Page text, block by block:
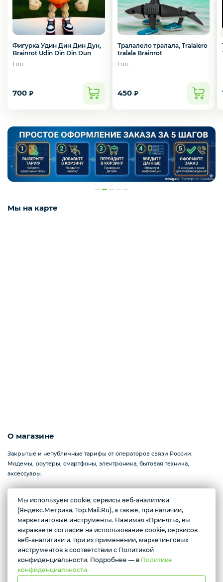
3D
Фигурка Удин Дин Дин Дун,
Brainrot Udin Din Din Dun
1 шт
700 ₽
Тралалело тралала, Tralalero
tralala Brainrot
1 шт
450 ₽
Мы на карте
О магазине
Закрытые и непубличные тарифы от операторов связи России.
Модемы, роутеры, смартфоны, электроника, бытовая техника,
аксессуары.
Севастополь, проспект Генерала Острякова, 233
Ежедневно с 10:00 до 17:00
Условия доставки
Мы используем cookie, сервисы веб-аналитики
(Яндекс.Метрика, Top.Mail.Ru), а также, при наличии,
маркетинговые инструменты. Нажимая «Принять», вы
выражаете согласие на использование cookie, сервисов
веб-аналитики и, при их применении, маркетинговых
инструментов в соответствии с Политикой
конфиденциальности. Подробнее — в Политике
конфиденциальности.
Желаете подозвать сотрудника
Да Нет